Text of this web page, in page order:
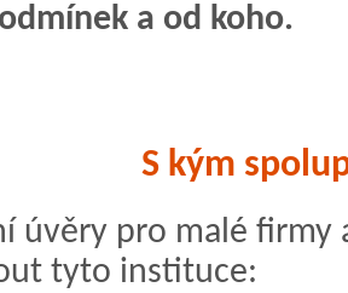
a od koho.
S kým
úvěry pro malé
tyto instituce: